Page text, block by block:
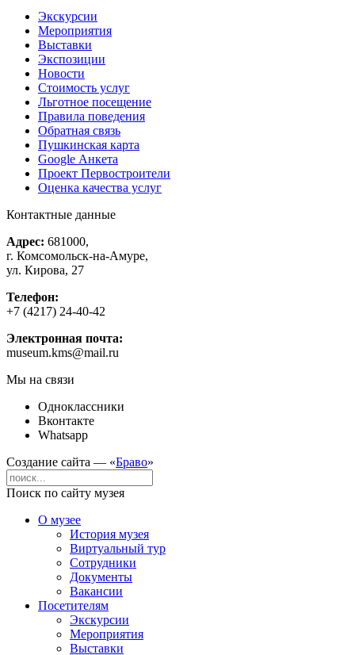
Экскурсии
Мероприятия
Выставки
Экспозиции
Новости
Стоимость услуг
Льготное посещение
Правила поведения
Обратная связь
Пушкинская карта
Google Анкета
Проект Первостроители
Оценка качества услуг
Контактные данные
Адрес: 681000,
г. Комсомольск-на-Амуре,
ул. Кирова, 27
Телефон:
+7 (4217) 24-40-42
Электронная почта:
museum.kms@mail.ru
Мы на связи
Одноклассники
Вконтакте
Whatsapp
Создание сайта — «Браво»
Поиск по сайту музея
О музее
История музея
Виртуальный тур
Сотрудники
Документы
Вакансии
Посетителям
Экскурсии
Мероприятия
Выставки